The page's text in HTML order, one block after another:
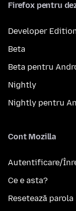
Firefox pentru
Developer
Beta
Beta pentru
Nightly
Nightly pentru
Cont Mozilla
Autentificare/
Ce e asta?
Resetează parola